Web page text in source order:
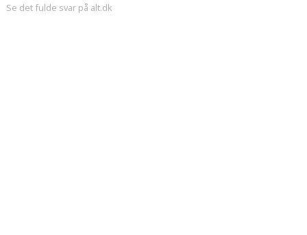
Se det fulde svar på alt.dk